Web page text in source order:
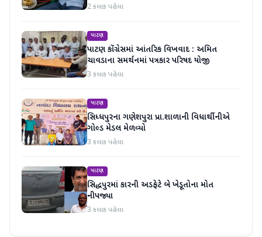
2 કલાક પહેલા
પાટણ
પાટણ કોંગ્રેસમાં આંતરિક વિખવાદ : અમિત
ચાવડાના સમર્થનમાં પત્રકાર પરિષદ યોજી
3 કલાક પહેલા
પાટણ
સિધ્ધપુરના ગણેશપુરા પ્રા.શાળાની વિધાર્થીનીએ
ગોલ્ડ મેડલ મેળવ્યો
3 કલાક પહેલા
પાટણ
સિદ્ધપુરમાં કારની અડફેટે બે ખેડૂતોના મોત
નીપજ્યા
3 કલાક પહેલા